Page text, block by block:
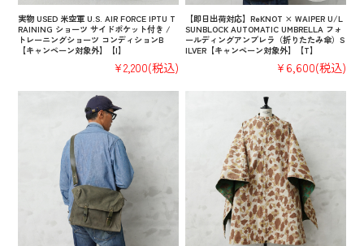
実物 USED 米空軍 U.S. AIR FORCE IPTU T
RAINING ショーツ サイドポケット付き /
トレーニングショーツ コンディションB
【キャンペーン対象外】【I】
¥2,200(税込)
【即日出荷対応】ReKNOT × WAIPER U/L
SUNBLOCK AUTOMATIC UMBRELLA フォ
ールディングアンブレラ（折りたたみ傘）S
ILVER【キャンペーン対象外】【T】
¥6,600(税込)